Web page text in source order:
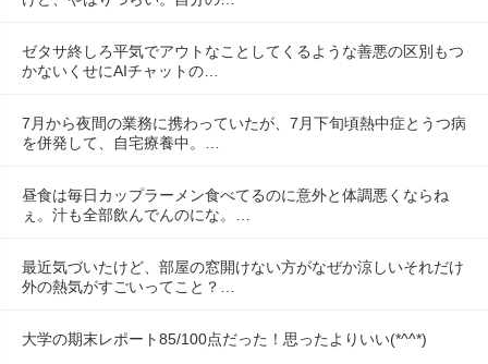
ゼタサ終しろ平気でアウトなことしてくるような善悪の区別もつ
かないくせにAIチャットの…
7月から夜間の業務に携わっていたが、7月下旬頃熱中症とうつ病
を併発して、自宅療養中。…
昼食は毎日カップラーメン食べてるのに意外と体調悪くならね
ぇ。汁も全部飲んでんのにな。…
最近気づいたけど、部屋の窓開けない方がなぜか涼しいそれだけ
外の熱気がすごいってこと？…
大学の期末レポート85/100点だった！思ったよりいい(*^^*)